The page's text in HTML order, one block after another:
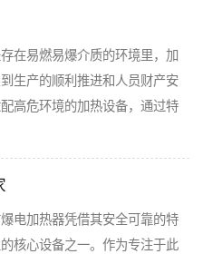
在易燃易爆介质的环境里，加
生产的顺利推进和人员财产安
高危环境的加热设备，通过特
电加热器凭借其安全可靠的特
核心设备之一。作为专注于此